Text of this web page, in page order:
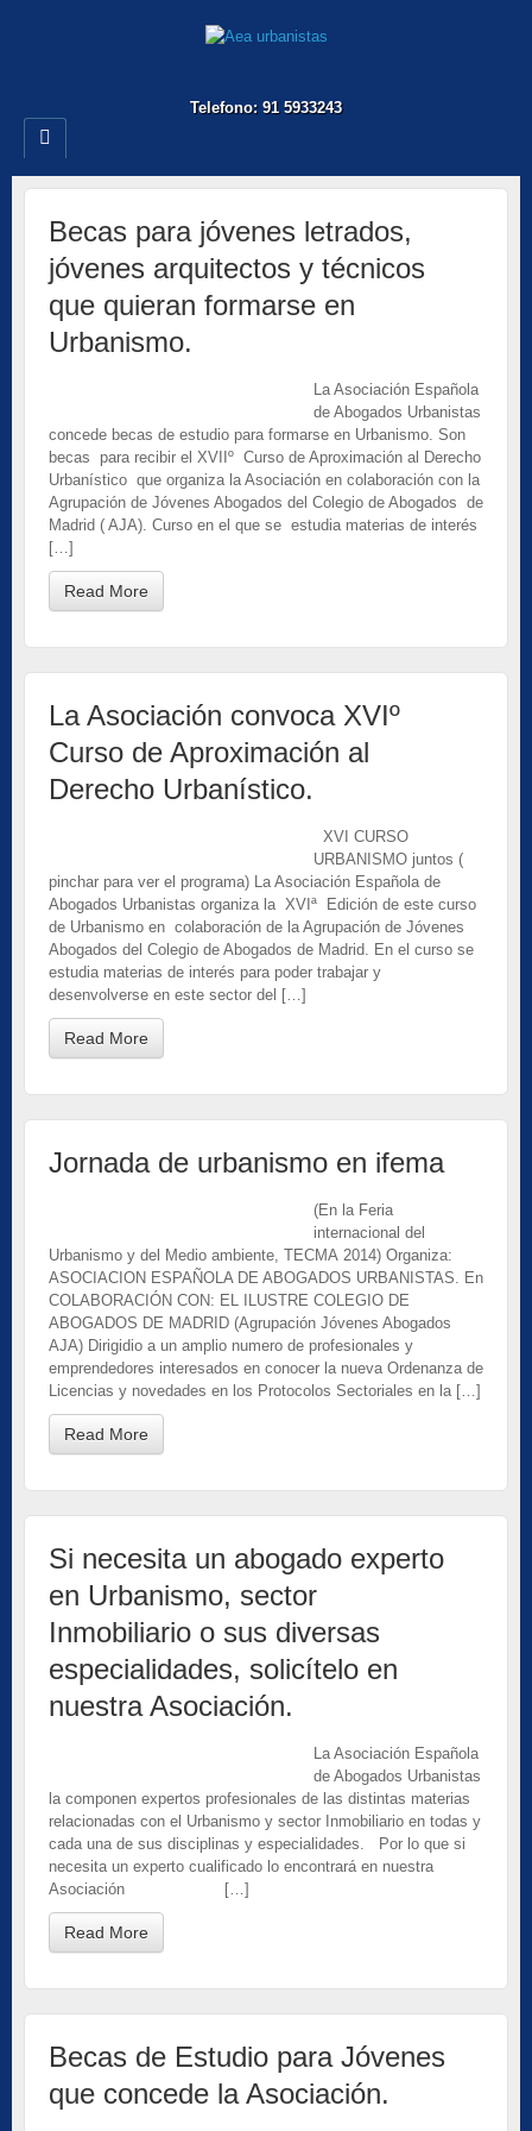
Telefono: 91 5933243
Becas para jóvenes letrados,
jóvenes arquitectos y técnicos
que quieran formarse en
Urbanismo.
La Asociación Española
de Abogados Urbanistas
concede becas de estudio para formarse en Urbanismo. Son
becas para recibir el XVIIº Curso de Aproximación al Derecho
Urbanístico que organiza la Asociación en colaboración con la
Agrupación de Jóvenes Abogados del Colegio de Abogados de
Madrid ( AJA). Curso en el que se estudia materias de interés
[…]
Read More
La Asociación convoca XVIº
Curso de Aproximación al
Derecho Urbanístico.
XVI CURSO
URBANISMO juntos (
pinchar para ver el programa) La Asociación Española de
Abogados Urbanistas organiza la XVIª Edición de este curso
de Urbanismo en colaboración de la Agrupación de Jóvenes
Abogados del Colegio de Abogados de Madrid. En el curso se
estudia materias de interés para poder trabajar y
desenvolverse en este sector del […]
Read More
Jornada de urbanismo en ifema
(En la Feria
internacional del
Urbanismo y del Medio ambiente, TECMA 2014) Organiza:
ASOCIACION ESPAÑOLA DE ABOGADOS URBANISTAS. En
COLABORACIÓN CON: EL ILUSTRE COLEGIO DE
ABOGADOS DE MADRID (Agrupación Jóvenes Abogados
AJA) Dirigidio a un amplio numero de profesionales y
emprendedores interesados en conocer la nueva Ordenanza de
Licencias y novedades en los Protocolos Sectoriales en la […]
Read More
Si necesita un abogado experto
en Urbanismo, sector
Inmobiliario o sus diversas
especialidades, solicítelo en
nuestra Asociación.
La Asociación Española
de Abogados Urbanistas
la componen expertos profesionales de las distintas materias
relacionadas con el Urbanismo y sector Inmobiliario en todas y
cada una de sus disciplinas y especialidades. Por lo que si
necesita un experto cualificado lo encontrará en nuestra
Asociación […]
Read More
Becas de Estudio para Jóvenes
que concede la Asociación.